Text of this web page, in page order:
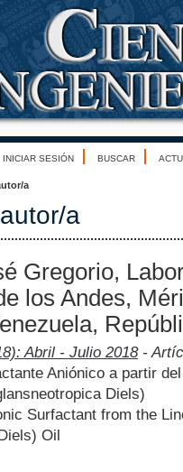
INICIAR SESIÓN BUSCAR
a
a
Gregorio,
los Andes,
Abril - Julio 2018-
Aniónico a partir
Diels)
Surfactant from the
Oil